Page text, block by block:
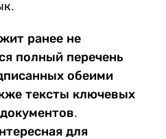
ранее не
полный перечень
обеими
тексты ключевых
для